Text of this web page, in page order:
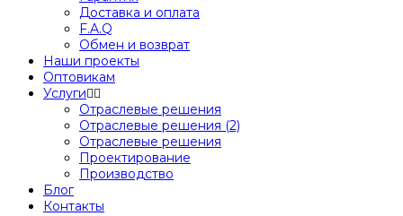
Доставка и оплата
F.A.Q
Обмен и возврат
Наши проекты
Оптовикам
Услуги
Отраслевые решения
Отраслевые решения (2)
Отраслевые решения
Проектирование
Производство
Блог
Контакты